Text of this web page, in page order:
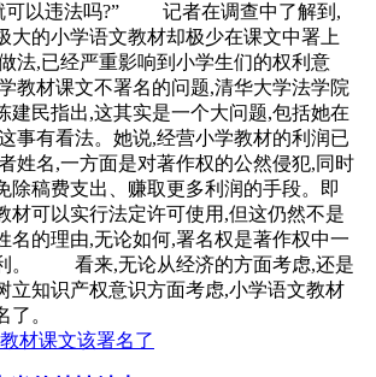
可以违法吗?” 记者在调查中了解到,
大的小学语文教材却极少在课文中署上
法,已经严重影响到小学生们的权利意
材课文不署名的问题,清华大学法学院
建民指出,这其实是一个大问题,包括她在
事有看法。她说,经营小学教材的利润已
姓名,一方面是对著作权的公然侵犯,同时
除稿费支出、赚取更多利润的手段。即
材可以实行法定许可使用,但这仍然不是
名的理由,无论如何,署名权是著作权中一
。 看来,无论从经济的方面考虑,还是
立知识产权意识方面考虑,小学语文教材
了。
材课文该署名了